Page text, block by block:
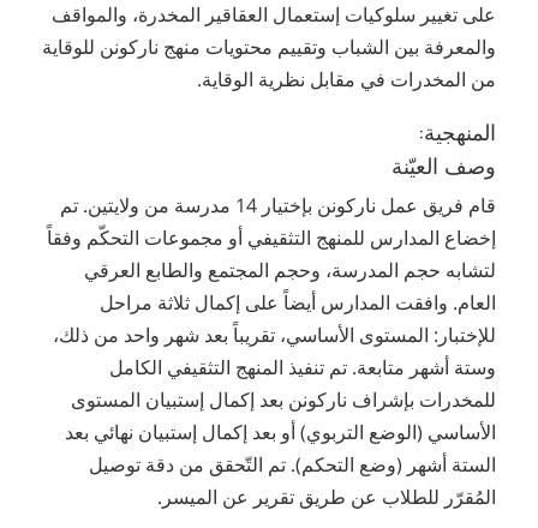
على تغيير سلوكيات إستعمال العقاقير المخدرة، والمواقف
والمعرفة بين الشباب وتقييم محتويات منهج ناركونن للوقاية
من المخدرات في مقابل نظرية الوقاية.
المنهجية:
وصف العيّنة
قام فريق عمل ناركونن بإختيار 14 مدرسة من ولايتين. تم
إخضاع المدارس للمنهج التثقيفي أو مجموعات التحكّم وفقاً
لتشابه حجم المدرسة، وحجم المجتمع والطابع العرقي
العام. وافقت المدارس أيضاً على إكمال ثلاثة مراحل
للإختبار: المستوى الأساسي، تقريباً بعد شهر واحد من ذلك،
وستة أشهر متابعة. تم تنفيذ المنهج التثقيفي الكامل
للمخدرات بإشراف ناركونن بعد إكمال إستبيان المستوى
الأساسي (الوضع التربوي) أو بعد إكمال إستبيان نهائي بعد
الستة أشهر (وضع التحكم). تم التّحقق من دقة توصيل
المُقرّر للطلاب عن طريق تقرير عن الميسر.